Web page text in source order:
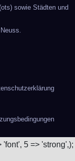
sowie Städten und
'font', 5 => 'strong',);